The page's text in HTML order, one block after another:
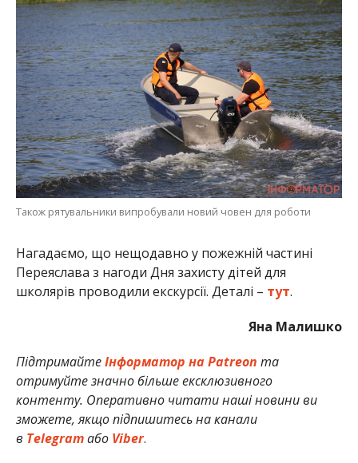
Також рятувальники випробували новий човен для роботи
Нагадаємо, що нещодавно у пожежній частині
Переяслава з нагоди Дня захисту дітей для
школярів проводили екскурсії. Деталі – тут.
Яна Малишко
ПідтримайтеІнформатор на Patreon та
отримуйте значно більше ексклюзивного
контенту. Оперативно читати наші новини ви
зможете, якщо підпишитесь на канали
в Telegramабо Viber.